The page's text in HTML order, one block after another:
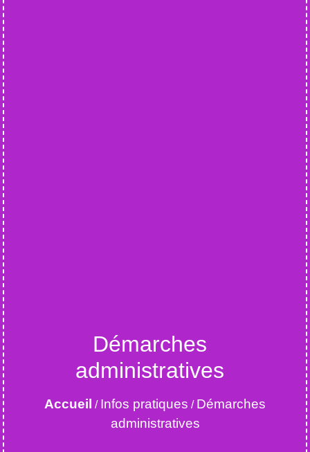
Démarches
administratives
Accueil / Infos pratiques / Démarches
administratives